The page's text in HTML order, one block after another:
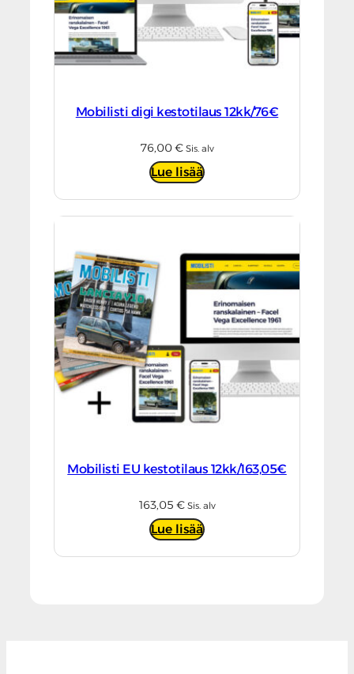
Mobilisti digi kestotilaus 12kk/76€
76,00€ Sis. alv
Lue lisää
Mobilisti EU kestotilaus 12kk/163,05€
163,05 € Sis. alv
Lue lisää